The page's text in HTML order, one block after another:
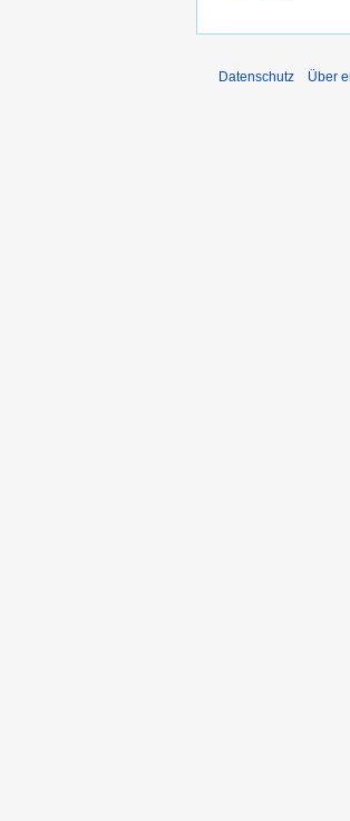
Datenschutz Über